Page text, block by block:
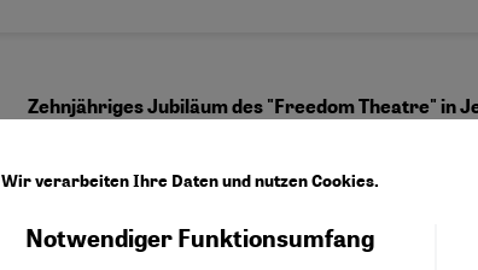
Zehnjähriges Jubiläum des "Freedom Theatre" in
Wohin führt der
Widerstand"?
Wir verarbeiten Ihre Daten und nutzen Cookies.
Notwendiger Funktionsumfang